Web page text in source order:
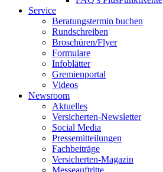
Service
Beratungstermin buchen
Rundschreiben
Broschüren/Flyer
Formulare
Infoblätter
Gremienportal
Videos
Newsroom
Aktuelles
Versicherten-Newsletter
Social Media
Pressemitteilungen
Fachbeiträge
Versicherten-Magazin